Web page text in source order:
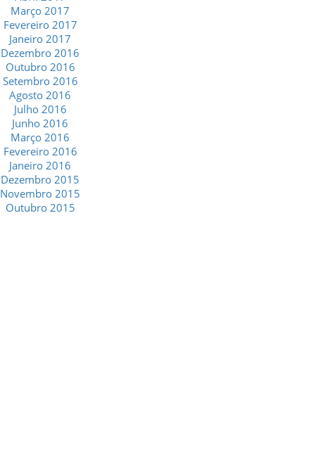
Março 2017
Fevereiro 2017
Janeiro 2017
Dezembro 2016
Outubro 2016
Setembro 2016
Agosto 2016
Julho 2016
Junho 2016
Março 2016
Fevereiro 2016
Janeiro 2016
Dezembro 2015
Novembro 2015
Outubro 2015